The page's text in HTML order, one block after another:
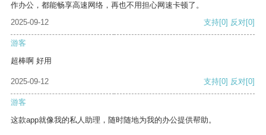
作办公，都能畅享高速网络，再也不用担心网速卡顿了。
2025-09-12
支持[0] 反对[0]
游客
超棒啊 好用
2025-09-12 支持[0] 反对[0]
游客
这款app就像我的私人助理，随时随地为我的办公提供帮助。